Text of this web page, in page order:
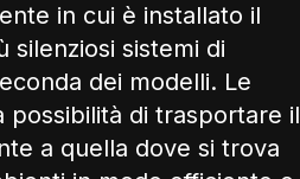
in cui è installato il
sistemi di
dei modelli. Le
possibilità di trasportare il
a quella dove si trova